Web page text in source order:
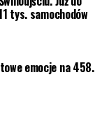
tys. samochodów
emocje na 458.